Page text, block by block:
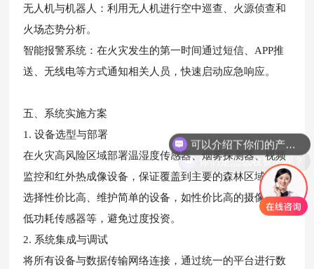
无人机与机器人：利用无人机进行空中巡查、火源侦查和
火场态势分析。
智能报警系统：在火灾发生的第一时间通过短信、APP推
送、无线电等方式通知相关人员，快速启动应急响应。
五、系统实施方案
1. 设备选型与部署
在火灾高风险区域部署温湿度传感器、烟雾探测器、视频
监控和红外热成像设备，保证覆盖到主要的森林区域。
选择性价比高、维护简单的设备，如性价比高的摄像头、
低功耗传感器等，避免过度投资。
2. 系统集成与调试
将所有设备与数据传输网络连接，通过统一的平台进行数
你们是怎么收费的呢？